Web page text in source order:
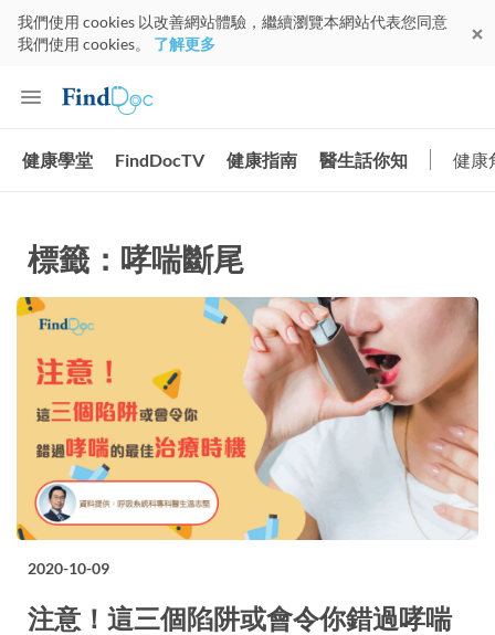
我們使用 cookies 以改善網站體驗，繼續瀏覽本網站代表您同意
我們使用 cookies。 了解更多
健康學堂 FindDocTV 健康指南 醫生話你知 健康
標籤：哮喘斷尾
2020-10-09
注意！這三個陷阱或會令你錯過哮喘